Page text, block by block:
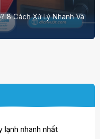
8 Cách Xử Lý Nhanh Và
lạnh nhanh nhất